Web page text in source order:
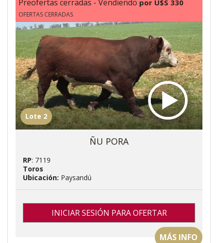
Preofertas cerradas - Vendiendo por U$S 330
OFERTAS CERRADAS
Lote 2
ÑU PORA
RP: 7119
Toros
Ubicación: Paysandú
INICIAR SESIÓN PARA OFERTAR
MÁS INFO